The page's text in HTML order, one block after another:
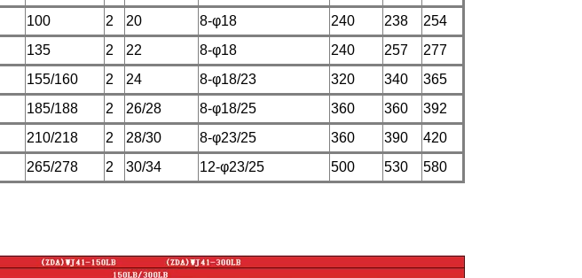
100 2 20 8-φ18 240 238
254
135 2 22 8-φ18 240 257
277
155/160 2 24 8-φ18/23 320 340
365
185/188 2 26/28 8-φ18/25 360 360
392
210/218 2 28/30 8-φ23/25 360 390
420
265/278 2 30/34 12-φ23/25 500 530 580